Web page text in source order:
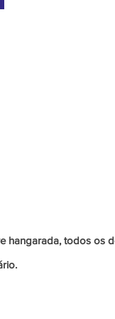
hangarada, todos os